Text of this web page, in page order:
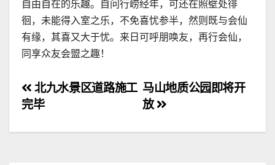
自由自在的乐趣。自问行崂经年，可还在照壁处徘
徊，未能得入室之乐，不免喜忧参半，然则既与会仙
有缘，其喜又大于忧。来日可呼朋唤友，再行会仙，
同享众友会盟之趣！
文
章
马山地质公园即将开
放
北九水景区道路施工
完毕